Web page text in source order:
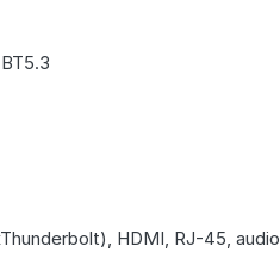
HDMI, RJ-45, audio